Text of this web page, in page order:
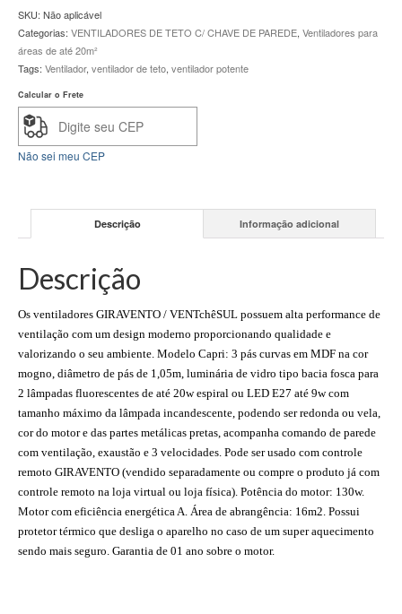
Preto
quantidade
SKU: Não aplicável
Categorias: VENTILADORES DE TETO C/ CHAVE DE PAREDE, Ventiladores para
áreas de até 20m²
Tags: Ventilador, ventilador de teto, ventilador potente
Calcular o Frete
Não sei meu CEP
Descrição Informação adicional
Descrição
Os ventiladores GIRAVENTO / VENTchêSUL possuem alta performance de
ventilação com um design moderno proporcionando qualidade e
valorizando o seu ambiente. Modelo Capri: 3 pás curvas em MDF na cor
mogno, diâmetro de pás de 1,05m, luminária de vidro tipo bacia fosca para
2 lâmpadas fluorescentes de até 20w espiral ou LED E27 até 9w com
tamanho máximo da lâmpada incandescente, podendo ser redonda ou vela,
cor do motor e das partes metálicas pretas, acompanha comando de parede
com ventilação, exaustão e 3 velocidades. Pode ser usado com controle
remoto GIRAVENTO (vendido separadamente ou compre o produto já com
controle remoto na loja virtual ou loja física). Potência do motor: 130w.
Motor com eficiência energética A. Área de abrangência: 16m2. Possui
protetor térmico que desliga o aparelho no caso de um super aquecimento
sendo mais seguro. Garantia de 01 ano sobre o motor.